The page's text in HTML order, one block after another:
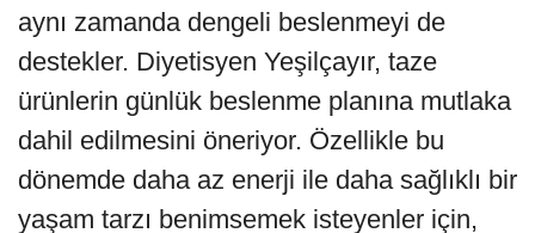
aynı zamanda dengeli beslenmeyi de
destekler. Diyetisyen Yeşilçayır, taze
ürünlerin günlük beslenme planına mutlaka
dahil edilmesini öneriyor. Özellikle bu
dönemde daha az enerji ile daha sağlıklı bir
yaşam tarzı benimsemek isteyenler için,